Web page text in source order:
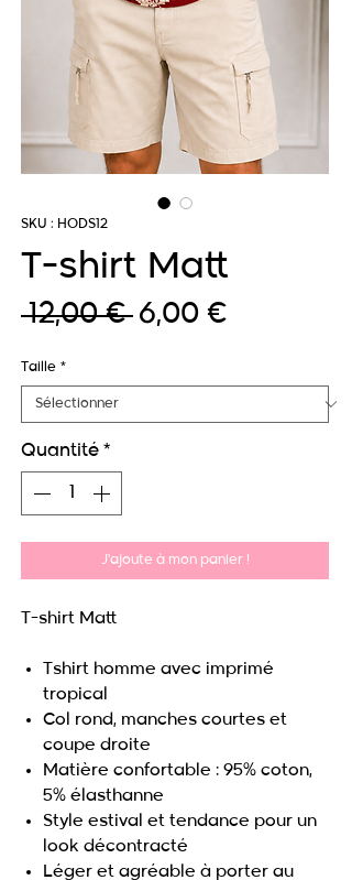
SKU : HODS12
T-shirt Matt
12,00 € Prix
6,00 €Prix
Taille *
Quantité *
J'ajoute à mon panier !
T-shirt Matt
Tshirt homme avec imprimé
tropical
Col rond, manches courtes et
coupe droite
Matière confortable : 95% coton,
5% élasthanne
Style estival et tendance pour un
look décontracté
Léger et agréable à porter au